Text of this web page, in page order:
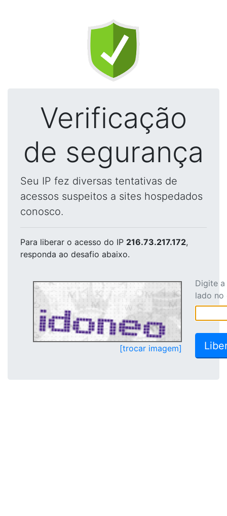
Verificação
de segurança
Seu IP fez diversas tentativas de
acessos suspeitos a sites hospedados
conosco.
Para liberar o acesso do IP 216.73.217.172,
responda ao desafio abaixo.
[trocar imagem]
Digite
lado no